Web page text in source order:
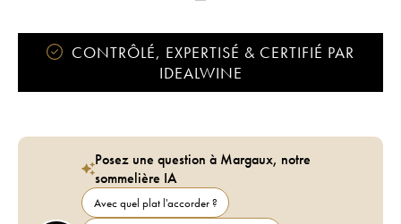
CONTRÔLÉ, EXPERTISÉ & CERTIFIÉ PAR
IDEALWINE
Posez une question à Margaux, notre
sommelière IA
Avec quel plat l'accorder ?